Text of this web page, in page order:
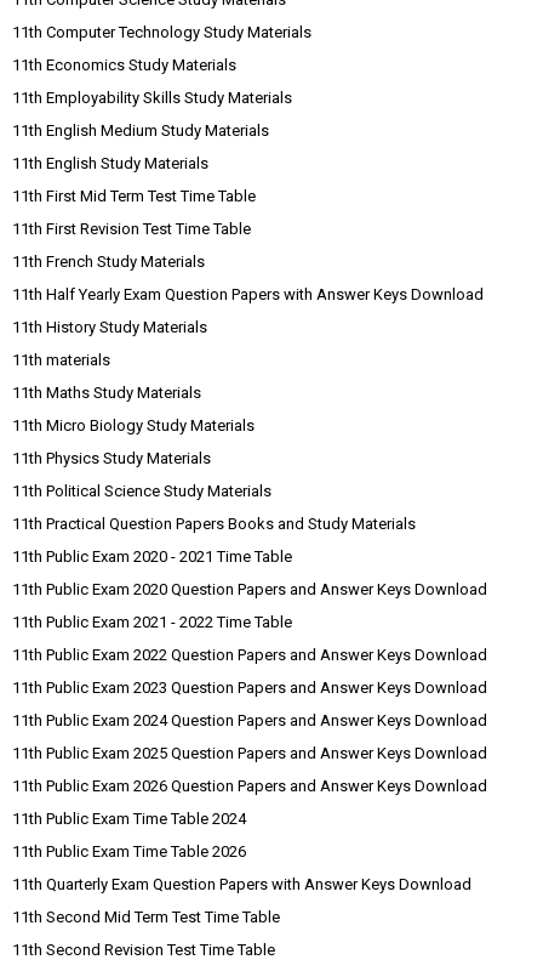
11th Computer Technology Study Materials
11th Economics Study Materials
11th Employability Skills Study Materials
11th English Medium Study Materials
11th English Study Materials
11th First Mid Term Test Time Table
11th First Revision Test Time Table
11th French Study Materials
11th Half Yearly Exam Question Papers with Answer Keys Download
11th History Study Materials
11th materials
11th Maths Study Materials
11th Micro Biology Study Materials
11th Physics Study Materials
11th Political Science Study Materials
11th Practical Question Papers Books and Study Materials
11th Public Exam 2020 - 2021 Time Table
11th Public Exam 2020 Question Papers and Answer Keys Download
11th Public Exam 2021 - 2022 Time Table
11th Public Exam 2022 Question Papers and Answer Keys Download
11th Public Exam 2023 Question Papers and Answer Keys Download
11th Public Exam 2024 Question Papers and Answer Keys Download
11th Public Exam 2025 Question Papers and Answer Keys Download
11th Public Exam 2026 Question Papers and Answer Keys Download
11th Public Exam Time Table 2024
11th Public Exam Time Table 2026
11th Quarterly Exam Question Papers with Answer Keys Download
11th Second Mid Term Test Time Table
11th Second Revision Test Time Table